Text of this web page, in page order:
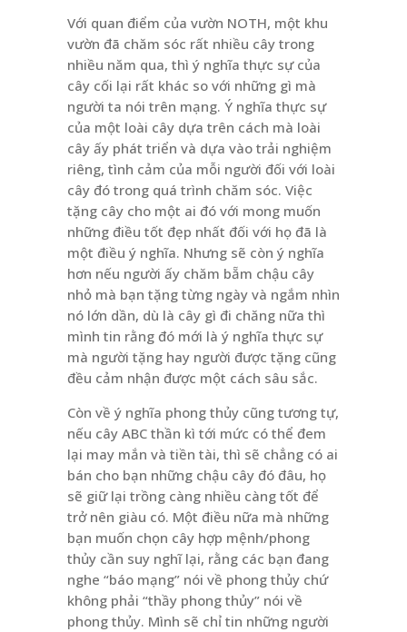
Với quan điểm của vườn NOTH, một khu
vườn đã chăm sóc rất nhiều cây trong
nhiều năm qua, thì ý nghĩa thực sự của
cây cối lại rất khác so với những gì mà
người ta nói trên mạng. Ý nghĩa thực sự
của một loài cây dựa trên cách mà loài
cây ấy phát triển và dựa vào trải nghiệm
riêng, tình cảm của mỗi người đối với loài
cây đó trong quá trình chăm sóc. Việc
tặng cây cho một ai đó với mong muốn
những điều tốt đẹp nhất đối với họ đã là
một điều ý nghĩa. Nhưng sẽ còn ý nghĩa
hơn nếu người ấy chăm bẵm chậu cây
nhỏ mà bạn tặng từng ngày và ngắm nhìn
nó lớn dần, dù là cây gì đi chăng nữa thì
mình tin rằng đó mới là ý nghĩa thực sự
mà người tặng hay người được tặng cũng
đều cảm nhận được một cách sâu sắc.
Còn về ý nghĩa phong thủy cũng tương tự,
nếu cây ABC thần kì tới mức có thể đem
lại may mắn và tiền tài, thì sẽ chẳng có ai
bán cho bạn những chậu cây đó đâu, họ
sẽ giữ lại trồng càng nhiều càng tốt để
trở nên giàu có. Một điều nữa mà những
bạn muốn chọn cây hợp mệnh/phong
thủy cần suy nghĩ lại, rằng các bạn đang
nghe “báo mạng” nói về phong thủy chứ
không phải “thầy phong thủy” nói về
phong thủy. Mình sẽ chỉ tin những người